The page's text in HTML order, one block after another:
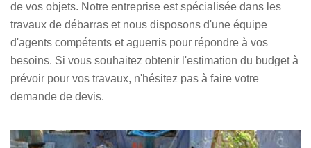
de vos objets. Notre entreprise est spécialisée dans les
travaux de débarras et nous disposons d'une équipe
d'agents compétents et aguerris pour répondre à vos
besoins. Si vous souhaitez obtenir l'estimation du budget à
prévoir pour vos travaux, n'hésitez pas à faire votre
demande de devis.